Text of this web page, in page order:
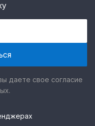
даете свое согласие